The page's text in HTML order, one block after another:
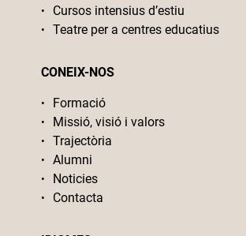
Cursos intensius d’estiu
Teatre per a centres educatius
CONEIX-NOS
Formació
Missió, visió i valors
Trajectòria
Alumni
Noticies
Contacta